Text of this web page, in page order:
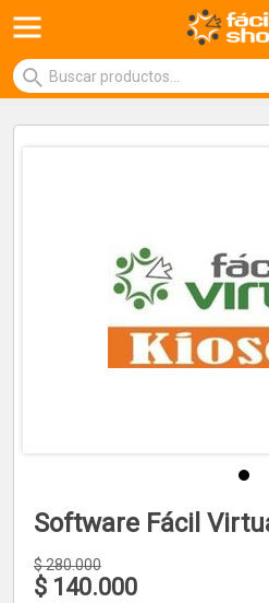
Software Fácil
$280.000
$ 140.000